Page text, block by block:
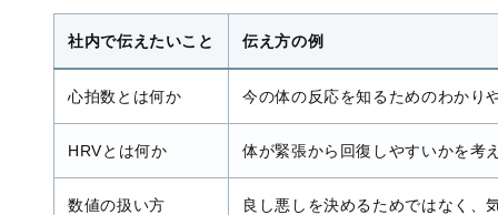
社内で伝えたいこと 伝え方の例
心拍数とは何か 今の体の反応を知るためのわかり
HRVとは何か 体が緊張から回復しやすいかを考
数値の扱い方 良し悪しを決めるためではなく、